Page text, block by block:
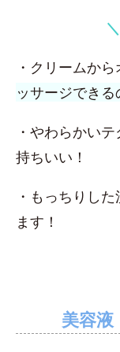
・クリームから
ッサージできる
・やわらかい
持ちいい！
・もっちりし
ます！
美容